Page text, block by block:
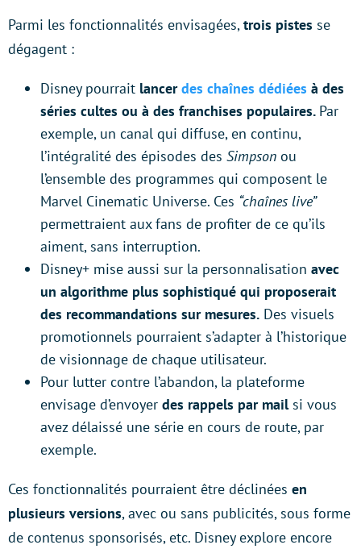
Parmi les fonctionnalités envisagées,trois pistes se
dégagent :
Disney pourrait lancerdes chaînes dédiées à des
séries cultes ou à des franchises populaires. Par
exemple, un canal qui diffuse, en continu,
l’intégralité des épisodes des Simpson ou
l’ensemble des programmes qui composent le
Marvel Cinematic Universe. Ces “chaînes live”
permettraient aux fans de profiter de ce qu’ils
aiment, sans interruption.
Disney+ mise aussi sur la personnalisation avec
un algorithme plus sophistiqué qui proposerait
des recommandations sur mesures. Des visuels
promotionnels pourraient s’adapter à l’historique
de visionnage de chaque utilisateur.
Pour lutter contre l’abandon, la plateforme
envisage d’envoyer des rappels par mailsi vous
avez délaissé une série en cours de route, par
exemple.
Ces fonctionnalités pourraient être déclinées en
plusieurs versions, avec ou sans publicités, sous forme
de contenus sponsorisés, etc. Disney explore encore